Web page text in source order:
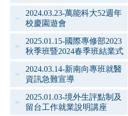
2024.03.23-萬能科大52週年
校慶園遊會
2025.01.15-國際專修部2023
秋季班暨2024春季班結業式
2024.03.14-新南向專班就醫
資訊急難宣導
2025.01.03-境外生評點制及
留台工作就業說明講座